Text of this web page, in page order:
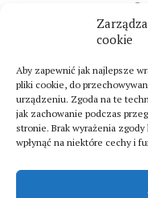
cookie
Aby zapewnić jak najlepsze
pliki cookie, do
urządzeniu. Zgoda na te
jak zachowanie podczas
stronie. Brak wyrażenia
wpłynąć na niektóre cechy i